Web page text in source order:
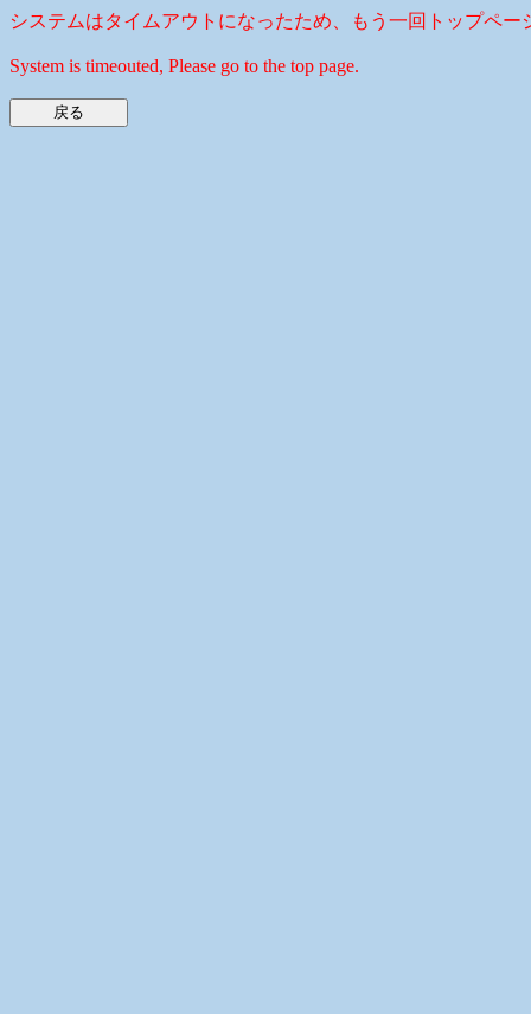
システムはタイムアウトになったため、もう一回トップペー
System is timeouted, Please go to the top page.